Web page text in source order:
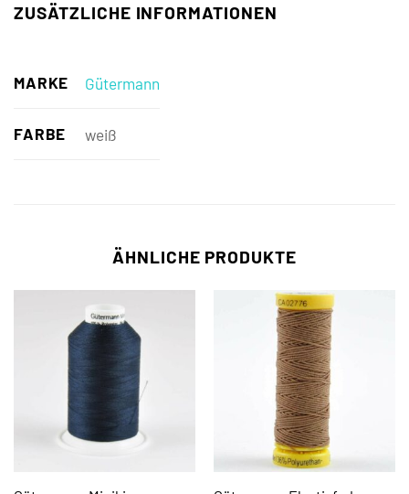
ZUSÄTZLICHE INFORMATIONEN
MARKE Gütermann
FARBE weiß
ÄHNLICHE PRODUKTE